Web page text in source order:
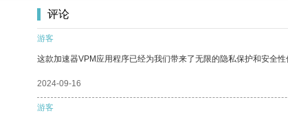
评论
游客
这款加速器VPM应用程序已经为我们带来了无限的隐私保护和安全性
2024-09-16
游客